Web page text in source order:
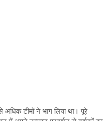
अधिक टीमों ने भाग लिया था। पूरे